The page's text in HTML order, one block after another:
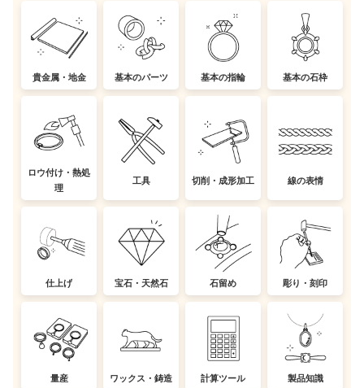
貴金属・地金 基本のパーツ 基本の指輪 基本の石枠
ロウ付け・熱処
理
工具 切削・成形加工 線の表情
仕上げ 宝石・天然石 石留め 彫り・刻印
量産 ワックス・鋳造 計算ツール 製品知識